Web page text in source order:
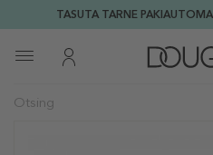
TASUTA TARNE